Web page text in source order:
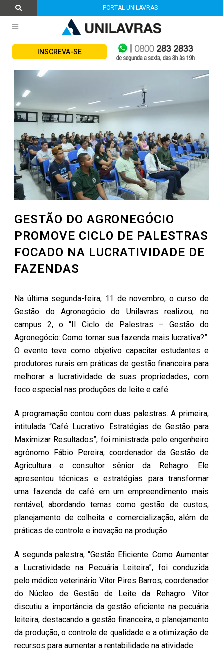
PORTAL UNILAVRAS
INSCREVA-SE
GESTÃO DO AGRONEGÓCIO
PROMOVE CICLO DE PALESTRAS
FOCADO NA LUCRATIVIDADE DE
FAZENDAS
Na última segunda-feira, 11 de novembro, o curso de
Gestão do Agronegócio do Unilavras realizou, no
campus 2, o “II Ciclo de Palestras – Gestão do
Agronegócio: Como tornar sua fazenda mais lucrativa?”.
O evento teve como objetivo capacitar estudantes e
produtores rurais em práticas de gestão financeira para
melhorar a lucratividade de suas propriedades, com
foco especial nas produções de leite e café.
A programação contou com duas palestras. A primeira,
intitulada “Café Lucrativo: Estratégias de Gestão para
Maximizar Resultados”, foi ministrada pelo engenheiro
agrônomo Fábio Pereira, coordenador da Gestão de
Agricultura e consultor sênior da Rehagro. Ele
apresentou técnicas e estratégias para transformar
uma fazenda de café em um empreendimento mais
rentável, abordando temas como gestão de custos,
planejamento de colheita e comercialização, além de
práticas de controle e inovação na produção.
A segunda palestra, “Gestão Eficiente: Como Aumentar
a Lucratividade na Pecuária Leiteira”, foi conduzida
pelo médico veterinário Vitor Pires Barros, coordenador
do Núcleo de Gestão de Leite da Rehagro. Vitor
discutiu a importância da gestão eficiente na pecuária
leiteira, destacando a gestão financeira, o planejamento
da produção, o controle de qualidade e a otimização de
recursos para aumentar a rentabilidade na atividade.